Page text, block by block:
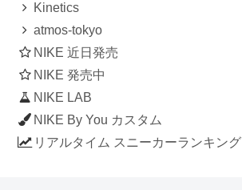
Kinetics
atmos-tokyo
NIKE 近日発売
NIKE 発売中
NIKE LAB
NIKE By You カスタム
リアルタイム スニーカーランキング